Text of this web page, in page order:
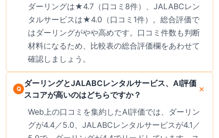
ダーリングは★4.7（口コミ8件）、JALABCレン
タルサービスは★4.0（口コミ1件）。総合評価で
はダーリングがやや高めです。口コミ件数も判断
材料になるため、比較表の総合評価欄をあわせて
確認しましょう。
ダーリングとJALABCレンタルサービス、AI評価
スコアが高いのはどちらですか？
Web上の口コミを集約したAI評価では、ダーリン
グが4.4／5.0、JALABCレンタルサービスが4.1／